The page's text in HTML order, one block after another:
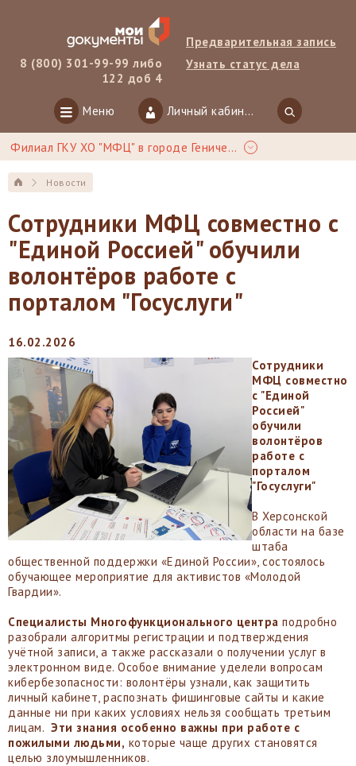
8 (800) 301-99-99 либо
122 доб 4
Предварительная запись
Узнать статус дела
Меню Личный кабинет
Филиал ГКУ ХО "МФЦ" в городе Геническ
Новости
Сотрудники МФЦ совместно с
"Единой Россией" обучили
волонтёров работе с
порталом "Госуслуги"
16.02.2026
Сотрудники
МФЦ совместно
с "Единой
Россией"
обучили
волонтёров
работе с
порталом
"Госуслуги"
В Херсонской
области на базе
штаба
общественной поддержки «Единой России», состоялось
обучающее мероприятие для активистов «Молодой
Гвардии».
Специалисты Многофункционального центра подробно
разобрали алгоритмы регистрации и подтверждения
учётной записи, а также рассказали о получении услуг в
электронном виде. Особое внимание уделели вопросам
кибербезопасности: волонтёры узнали, как защитить
личный кабинет, распознать фишинговые сайты и какие
данные ни при каких условиях нельзя сообщать третьим
лицам. Эти знания особенно важны при работе с
пожилыми людьми, которые чаще других становятся
целью злоумышленников.